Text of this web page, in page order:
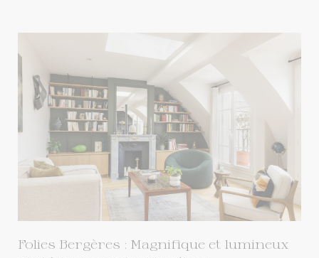
Folies Bergères : Magnifique et lumineux